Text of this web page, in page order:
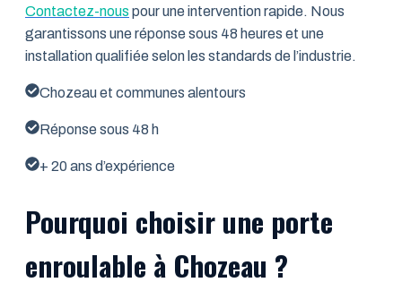
Contactez-nous pour une intervention rapide. Nous
garantissons une réponse sous 48 heures et une
installation qualifiée selon les standards de l’industrie.
Chozeau et communes alentours
Réponse sous 48 h
+ 20 ans d’expérience
Pourquoi choisir une porte
enroulable à Chozeau ?